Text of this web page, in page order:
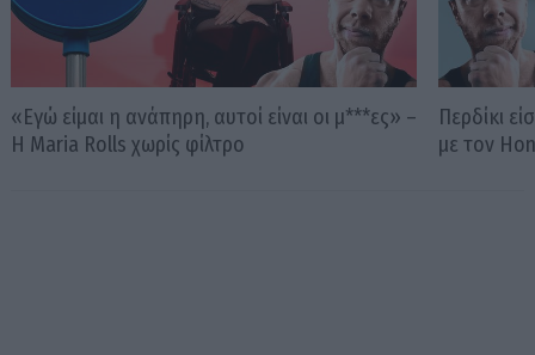
«Εγώ είμαι η ανάπηρη, αυτοί είναι οι μ***ες» –
Η Maria Rolls χωρίς φίλτρο
Περδίκι
με τον